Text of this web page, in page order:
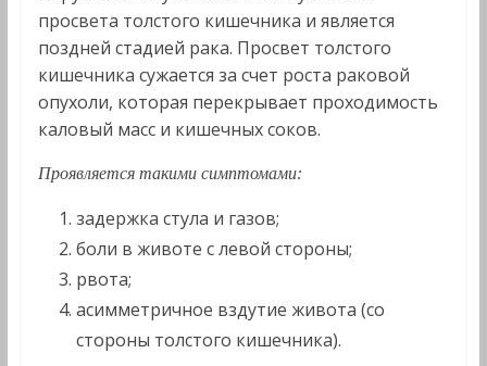
просвета толстого кишечника и является
поздней стадией рака. Просвет толстого
кишечника сужается за счет роста раковой
опухоли, которая перекрывает проходимость
каловый масс и кишечных соков.
Проявляется такими симптомами:
задержка стула и газов;
боли в животе с левой стороны;
рвота;
асимметричное вздутие живота (со
стороны толстого кишечника).